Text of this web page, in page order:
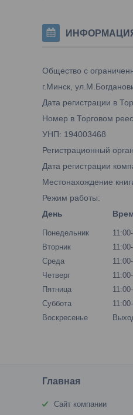
Общество с
г.Минск,
Дата регистрации в
Номер в Торговом
УНП: 194003468
Регистрационный
Дата регистрации
Местонахождение
Режим работы:
День
Понедельник
Вторник
Среда
Четверг
Пятница
Суббота
Воскресенье
Главная
Сайт компании